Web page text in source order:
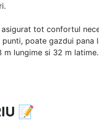
tot confortul
poate gazdui pana
m lungime si 32 m latime.
croaziera in
de Est -
📝